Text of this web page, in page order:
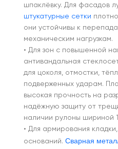
шпаклёвку. Для фасадов
штукатурные сетки
они устойчивы к
механическим нагрузкам.
• Для зон с повышенной
антивандальная
для цоколя, отмостки,
подверженных ударам.
высокая прочность на
надёжную защиту от
наличии рулоны шириной
• Для армирования
оснований. Сварная